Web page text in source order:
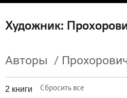
Художник:
Авторы /
2 книги Сбросить все